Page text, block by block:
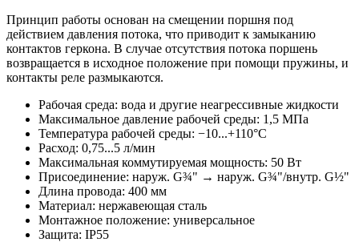
Принцип работы основан на смещении поршня под
действием давления потока, что приводит к замыканию
контактов геркона. В случае отсутствия потока поршень
возвращается в исходное положение при помощи пружины, и
контакты реле размыкаются.
Рабочая среда: вода и другие неагрессивные жидкости
Максимальное давление рабочей среды: 1,5 МПа
Температура рабочей среды: −10...+110°С
Расход: 0,75...5 л/мин
Максимальная коммутируемая мощность: 50 Вт
Присоединение: наруж. G¾" → наруж. G¾"/внутр. G½"
Длина провода: 400 мм
Материал: нержавеющая сталь
Монтажное положение: универсальное
Защита: IP55